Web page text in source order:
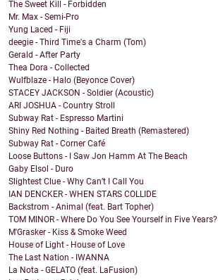
The Sweet Kill - Forbidden
Mr. Max - Semi-Pro
Yung Laced - Fiji
deegie - Third Time's a Charm (Tom)
Gerald - After Party
Thea Dora - Collected
Wulfblaze - Halo (Beyonce Cover)
STACEY JACKSON - Soldier (Acoustic)
ARI JOSHUA - Country Stroll
Subway Rat - Espresso Martini
Shiny Red Nothing - Baited Breath (Remastered)
Subway Rat - Corner Café
Loose Buttons - I Saw Jon Hamm At The Beach
Gaby Elsol - Duro
Slightest Clue - Why Can’t I Call You
IAN DENCKER - WHEN STARS COLLIDE
Backstrom - Animal (feat. Bart Topher)
TOM MINOR - Where Do You See Yourself in Five Years?
M'Grasker - Kiss & Smoke Weed
House of Light - House of Love
The Last Nation - IWANNA
La Nota - GELATO (feat. LaFusion)